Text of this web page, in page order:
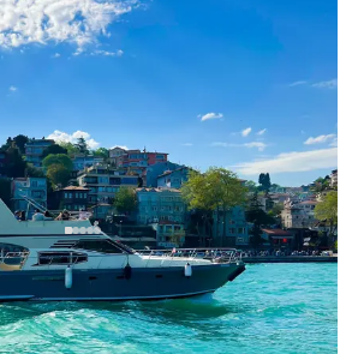
Neues Boot
with a Bosphorus View on a
Jacht